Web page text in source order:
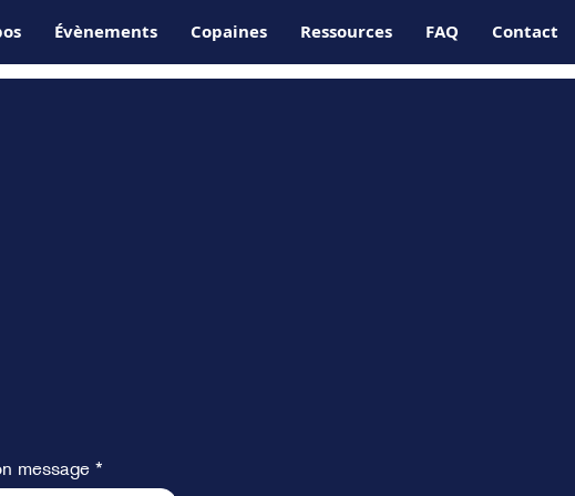
Évènements Copaines Ressources FAQ Contact
message